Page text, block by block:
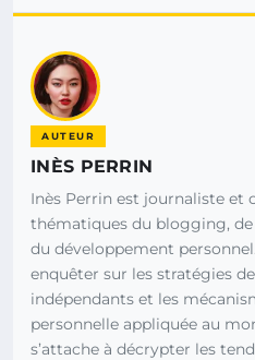
AUTEUR
INÈS PERRIN
Inès Perrin est journaliste et
thématiques du blogging,
du développement
enquêter sur les stratégies
indépendants et les
personnelle appliquée au
s’attache à décrypter les